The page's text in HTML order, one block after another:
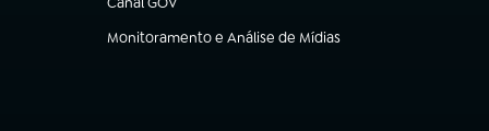
(abre em nova aba)
Monitoramento e Análise de Mídias
(abre em nova aba)